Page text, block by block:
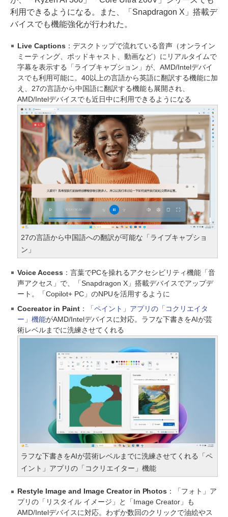
利用できるようになる。また、「Snapdragon X」搭載デ
バイスでも機能強化が行われた。
Live Captions ：デスクトップで流れている音声（オンライン
ミーティング、ポッドキャスト、動画など）にリアルタイムで
字幕を表示する「ライブキャプション」が、AMD/Intelデバイ
スでも利用可能に。40以上の言語から英語に翻訳する機能に加
え、27の言語から中国語に翻訳する機能も展開され、
AMD/Intelデバイスでも近日中に利用できるようになる
27の言語から中国語への翻訳が可能な「ライブキャプショ
ン」
Voice Access ：言葉でPCを操れるアクセシビリティ機能「音
声アクセス」で、「Snapdragon X」搭載デバイスでアップデ
ート。「Copilot+ PC」のNPUを活用するように
Cocreator in Paint：
「ペイント」アプリの「コクリエイタ
ー」機能がAMD/Intelデバイスに対応。ラフな下書きをAIが芸
術レベルまでに洗練させてくれる
ラフな下書きをAIが芸術レベルまでに洗練させてくれる「ペ
イント」アプリの「コクリエイター」機能
Restyle Image and Image Creator in Photos ：「フォト」ア
プリの「リスタイル イメージ」と「Image Creator」も
AMD/Intelデバイスに対応。わずか数回のクリックで油絵やス